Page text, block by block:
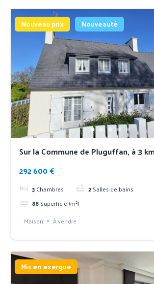
Nouveau prix Nouveauté
Sur la Commune de Pluguffan, à 3
paisible
292 600 €
3 Chambres 2 Salles de bains
88 Superficie (m²)
Maison
À vendre
Mis en exergue